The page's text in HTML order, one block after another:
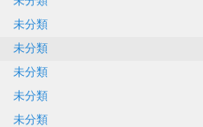
未分類
未分類
未分類
未分類
未分類